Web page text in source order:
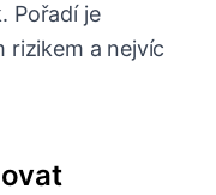
Pořadí je
rizikem a nejvíc